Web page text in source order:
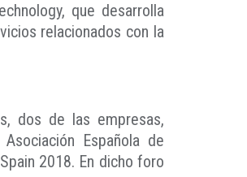
que desarrolla
relacionados con la
dos de las empresas,
Española de
2018. En dicho foro